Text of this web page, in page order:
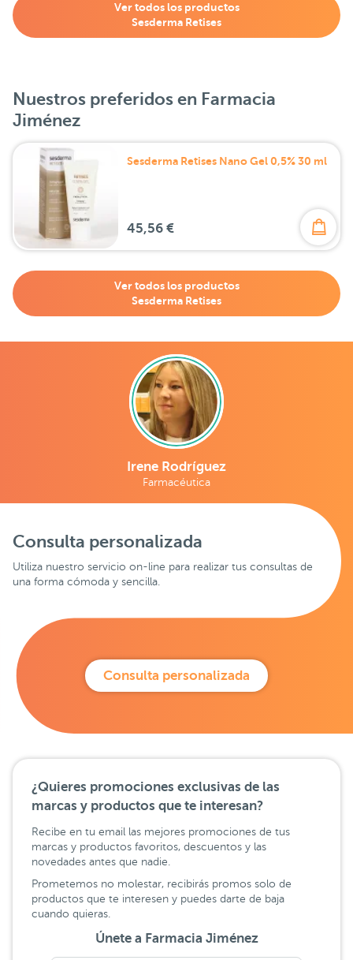
Ver todos los productos
Sesderma Retises
Nuestros preferidos en Farmacia
Jiménez
Sesderma Retises Nano Gel 0,5% 30 ml
45,56 €
Ver todos los productos
Sesderma Retises
Irene Rodríguez
Farmacéutica
Consulta personalizada
Utiliza nuestro servicio on-line para realizar tus consultas de
una forma cómoda y sencilla.
Consulta personalizada
¿Quieres promociones exclusivas de las
marcas y productos que te interesan?
Recibe en tu email las mejores promociones de tus
marcas y productos favoritos, descuentos y las
novedades antes que nadie.
Prometemos no molestar, recibirás promos solo de
productos que te interesen y puedes darte de baja
cuando quieras.
Únete a Farmacia Jiménez